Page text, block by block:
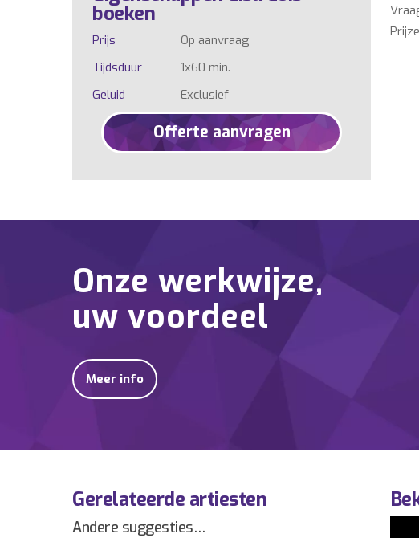
boeken
Prijs
Op aanvraag
Tijdsduur
1x60 min.
Geluid
Exclusief
Offerte aanvragen
Onze werkwijze,
uw voordeel
Meer info
Gerelateerde artiesten
Andere suggesties…